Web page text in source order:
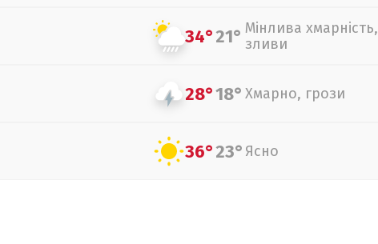
34°21° Мінлива хмарність,
зливи
28°18° Хмарно, грози
36°23° Ясно